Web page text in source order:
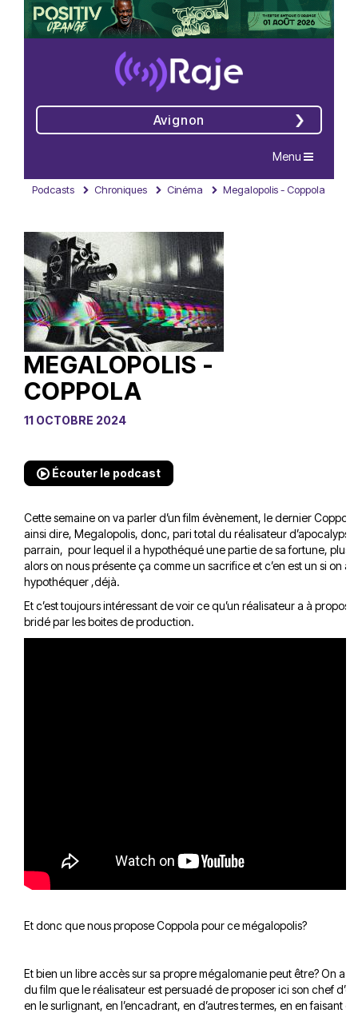
Avignon
Navigation
Menu
Podcasts Chroniques Cinéma Megalopolis - Coppola
MEGALOPOLIS -
COPPOLA
11 OCTOBRE 2024
Écouter le podcast
Cette semaine on va parler d’un film évènement, le dernier
ainsi dire, Megalopolis, donc, pari total du réalisateur
parrain, pour lequel il a hypothéqué une partie de sa fortune, plus
alors on nous présente ça comme un sacrifice et c’en est un si on a
hypothéquer ,déjà.
Et c’est toujours intéressant de voir ce qu’un réalisateur a à
bridé par les boites de production.
Et donc que nous propose Coppola pour ce mégalopolis?
Et bien un libre accès sur sa propre mégalomanie peut être? On a
du film que le réalisateur est persuadé de proposer ici son chef
en le surlignant, en l’encadrant, en d’autres termes, en en faisant